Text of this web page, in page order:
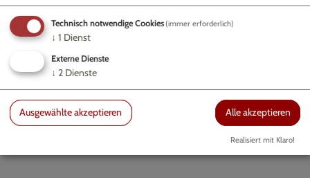
Urnenanforderungen
Zuständige Mitarbeiter
Susanne Pfaller
Technisch notwendige Cookies(immer erforderlich)
↓ 1 Dienst
Externe Dienste
↓ 2 Dienste
Ausgewählte akzeptieren Alle akzeptieren
Realisiert mit Klaro!